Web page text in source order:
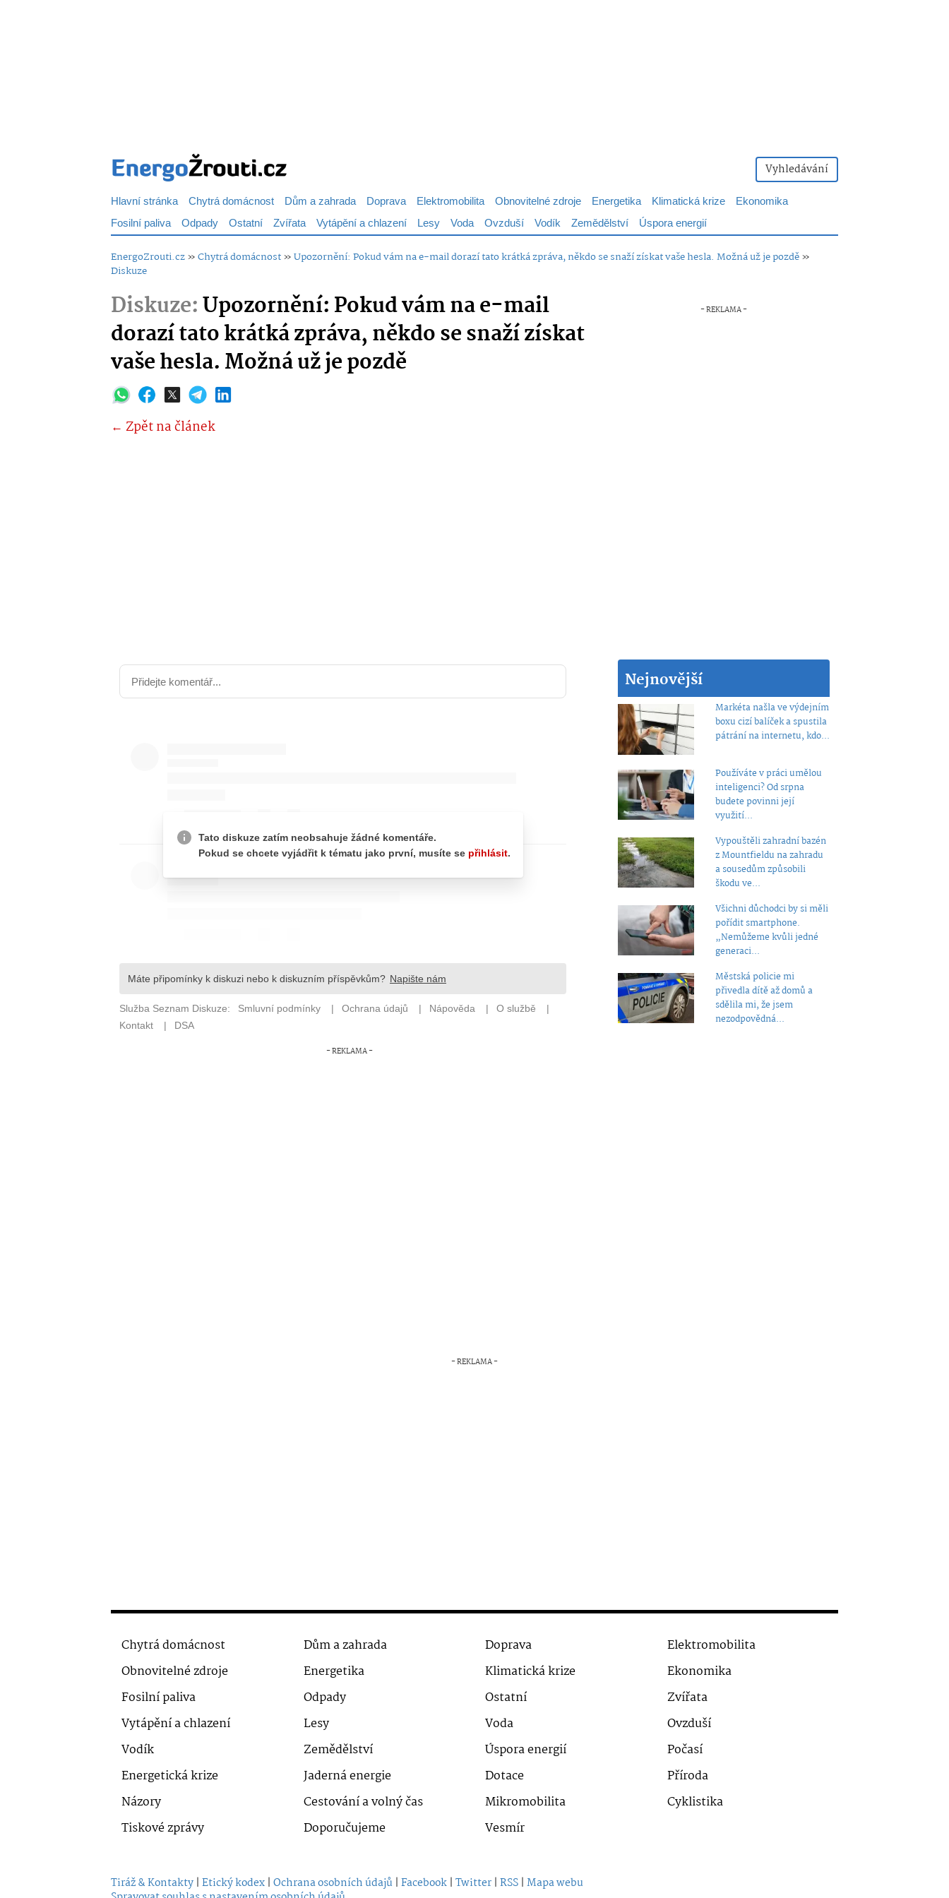
Vyhledávání
Hlavní stránka Chytrá domácnost Dům a zahrada Doprava Elektromobilita Obnovitelné zdroje Energetika Klimatická krize
Ekonomika
Fosilní paliva Odpady Ostatní Zvířata Vytápění a chlazení Lesy Voda Ovzduší Vodík Zemědělství Úspora energií
EnergoZrouti.cz»Chytrá domácnost»Upozornění: Pokud vám na e-mail dorazí tato krátká zpráva, někdo se snaží získat vaše hesla. Možná už je pozdě»
Diskuze
Diskuze:Upozornění: Pokud vám na e-mail
dorazí tato krátká zpráva, někdo se snaží získat
vaše hesla. Možná už je pozdě
← Zpět na článek
Nejnovější
Markéta našla ve výdejním
boxu cizí balíček a spustila
pátrání na internetu, kdo...
Používáte v práci umělou
inteligenci? Od srpna
budete povinni její
využití...
Vypouštěli zahradní bazén
z Mountfieldu na zahradu
a sousedům způsobili
škodu ve...
Všichni důchodci by si měli
pořídit smartphone.
„Nemůžeme kvůli jedné
generaci...
Městská policie mi
přivedla dítě až domů a
sdělila mi, že jsem
nezodpovědná...
Chytrá domácnost Dům a zahrada Doprava
Elektromobilita
Obnovitelné zdroje
Energetika Klimatická krize
Ekonomika
Fosilní paliva
Odpady Ostatní
Zvířata
Vytápění a chlazení
Lesy Voda
Ovzduší
Vodík
Zemědělství Úspora energií
Počasí
Energetická krize
Jaderná energie Dotace
Příroda
Názory
Cestování a volný čas Mikromobilita
Cyklistika
Tiskové zprávy
Doporučujeme Vesmír
Tiráž & Kontakty | Etický kodex | Ochrana osobních údajů | Facebook | Twitter | RSS | Mapa webu